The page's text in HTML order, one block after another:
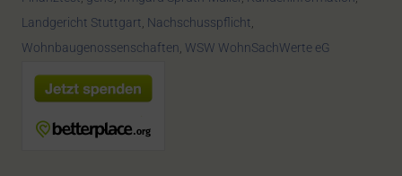
Landgericht Stuttgart, Nachschusspflicht,
Wohnbaugenossenschaften, WSW WohnSachWerte eG